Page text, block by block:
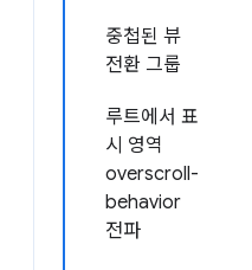
중첩된 뷰
전환 그룹
루트에서 표
시 영역
overscroll-
behavior
전파